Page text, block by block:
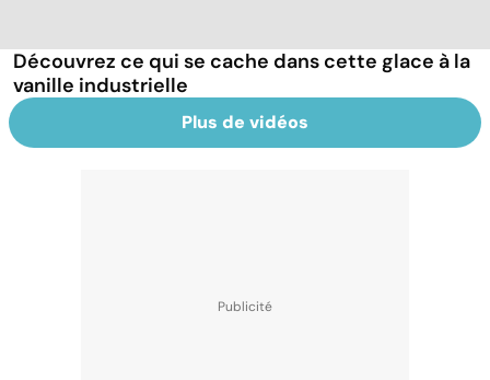
Découvrez ce qui se cache dans cette glace à la
vanille industrielle
Plus de vidéos